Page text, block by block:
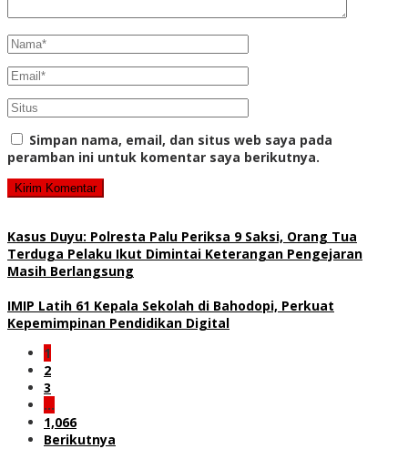
Simpan nama, email, dan situs web saya pada
peramban ini untuk komentar saya berikutnya.
Kasus Duyu: Polresta Palu Periksa 9 Saksi, Orang Tua
Terduga Pelaku Ikut Dimintai Keterangan Pengejaran
Masih Berlangsung
IMIP Latih 61 Kepala Sekolah di Bahodopi, Perkuat
Kepemimpinan Pendidikan Digital
1
2
3
…
1,066
Berikutnya